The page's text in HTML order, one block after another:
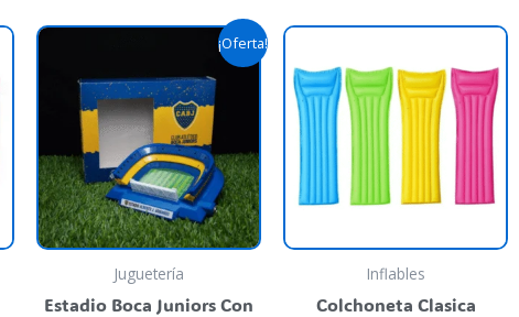
¡Oferta!
Juguetería
Estadio Boca Juniors Con
Original
was:
$ 59.900,00.
Current
price
is:
$ 40.000,00.
Inflables
Colchoneta Clasica